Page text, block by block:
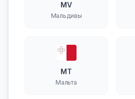
MV
Мальдивы
MT
Мальта